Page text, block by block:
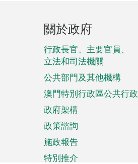
頁
腳
菜
單
關於政府
行政長官、主要官員、
立法和司法機關
公共部門及其他機構
澳門特別行政區公共行政
政府架構
政策諮詢
施政報告
特別推介